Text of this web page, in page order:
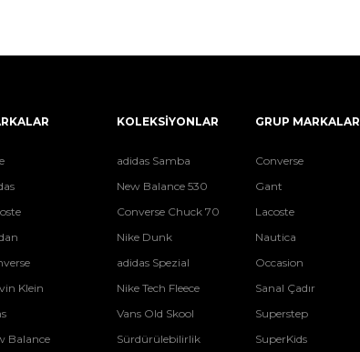
Klein
Balance
KOLEKSİYONLAR
adidas Samba
New Balance 530
Converse Chuck 70
Nike Dunk
adidas Spezial
Nike Tech Fleece
Vans Old Skool
Sürdürülebilirlik
GRUP MARKALAR
Converse
Gant
Lacoste
Nautica
Occasion
Sanal Çadır
Superstep
SuperKids